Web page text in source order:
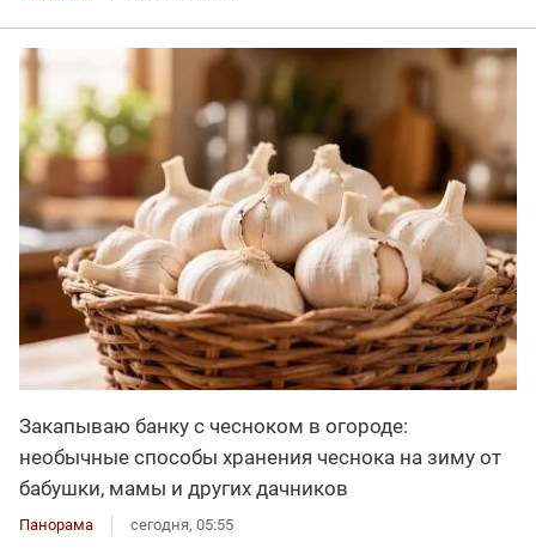
Закапываю банку с чесноком в огороде:
необычные способы хранения чеснока на зиму от
бабушки, мамы и других дачников
Панорама сегодня, 05:55